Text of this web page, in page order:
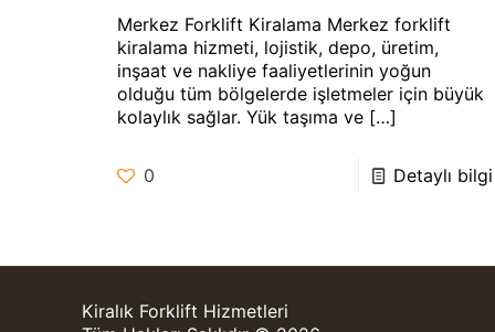
Merkez Forklift Kiralama Merkez forklift
kiralama hizmeti, lojistik, depo, üretim,
inşaat ve nakliye faaliyetlerinin yoğun
olduğu tüm bölgelerde işletmeler için büyük
kolaylık sağlar. Yük taşıma ve[…]
0 Detaylı bilgi
Kiralık Forklift Hizmetleri